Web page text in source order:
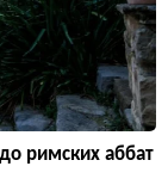
римских аббат